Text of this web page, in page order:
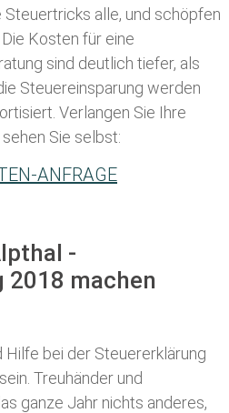
Steuertricks alle, und schöpfen
Kosten für eine
sind deutlich tiefer, als
Steuereinsparung werden
Verlangen Sie Ihre
Sie selbst:
ANFRAGE
-
2018 machen
Hilfe bei der Steuererklärung
Treuhänder und
ganze Jahr nichts anderes,